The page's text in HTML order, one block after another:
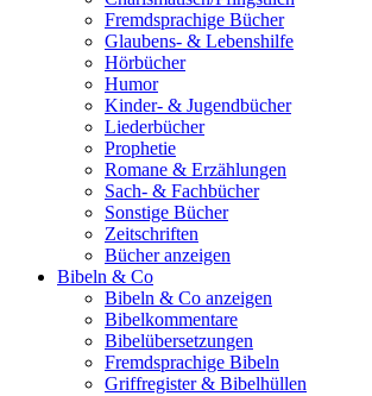
Fremdsprachige Bücher
Glaubens- & Lebenshilfe
Hörbücher
Humor
Kinder- & Jugendbücher
Liederbücher
Prophetie
Romane & Erzählungen
Sach- & Fachbücher
Sonstige Bücher
Zeitschriften
Bücher anzeigen
Bibeln & Co
Bibeln & Co anzeigen
Bibelkommentare
Bibelübersetzungen
Fremdsprachige Bibeln
Griffregister & Bibelhüllen